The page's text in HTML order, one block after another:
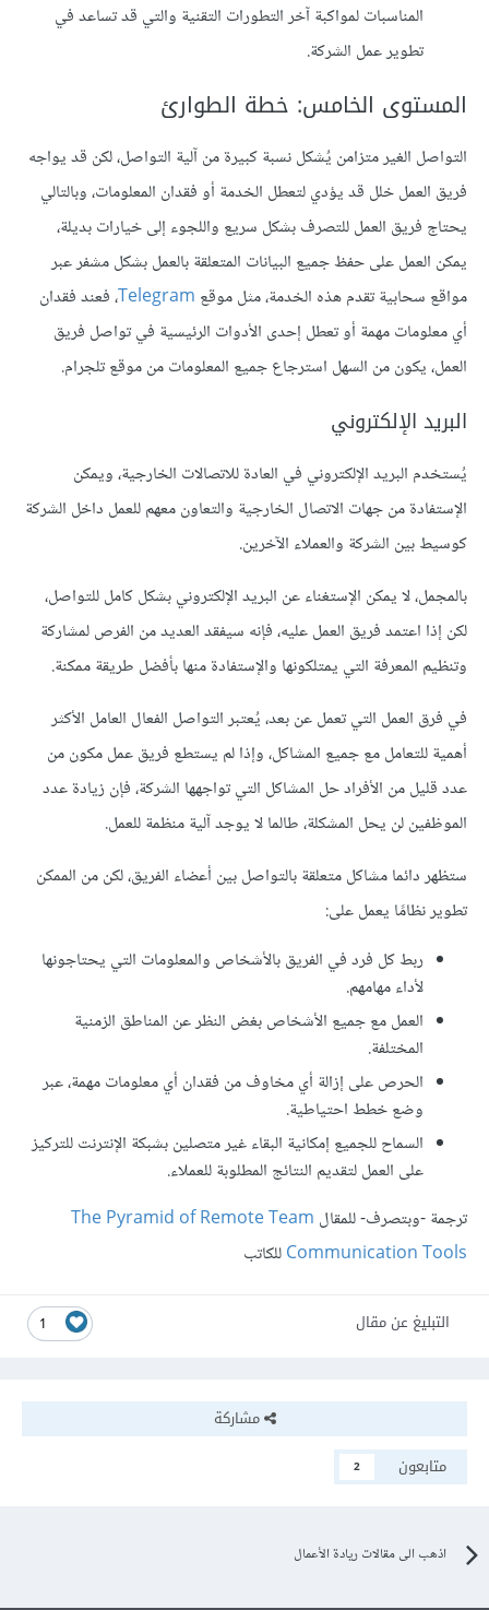
المناسبات لمواكبة آخر التطورات التقنية والتي قد تساعد في
تطوير عمل الشركة.
المستوى الخامس: خطة الطوارئ
التواصل الغير متزامن يُشكل نسبة كبيرة من آلية التواصل، لكن قد يواجه
فريق العمل خلل قد يؤدي لتعطل الخدمة أو فقدان المعلومات، وبالتالي
يحتاج فريق العمل للتصرف بشكل سريع واللجوء إلى خيارات بديلة،
يمكن العمل على حفظ جميع البيانات المتعلقة بالعمل بشكل مشفر عبر
مواقع سحابية تقدم هذه الخدمة، مثل موقع Telegram، فعند فقدان
أي معلومات مهمة أو تعطل إحدى الأدوات الرئيسية في تواصل فريق
العمل، يكون من السهل استرجاع جميع المعلومات من موقع تلجرام.
البريد الإلكتروني
يُستخدم البريد الإلكتروني في العادة للاتصالات الخارجية، ويمكن
الإستفادة من جهات الاتصال الخارجية والتعاون معهم للعمل داخل الشركة
كوسيط بين الشركة والعملاء الآخرين.
بالمجمل، لا يمكن الإستغناء عن البريد الإلكتروني بشكل كامل للتواصل،
لكن إذا اعتمد فريق العمل عليه، فإنه سيفقد العديد من الفرص لمشاركة
وتنظيم المعرفة التي يمتلكونها والإستفادة منها بأفضل طريقة ممكنة.
في فرق العمل التي تعمل عن بعد، يُعتبر التواصل الفعال العامل الأكثر
أهمية للتعامل مع جميع المشاكل، وإذا لم يستطع فريق عمل مكون من
عدد قليل من الأفراد حل المشاكل التي تواجهها الشركة، فإن زيادة عدد
الموظفين لن يحل المشكلة، طالما لا يوجد آلية منظمة للعمل.
ستظهر دائما مشاكل متعلقة بالتواصل بين أعضاء الفريق، لكن من الممكن
تطوير نظامًا يعمل على:
ربط كل فرد في الفريق بالأشخاص والمعلومات التي يحتاجونها
لأداء مهامهم.
العمل مع جميع الأشخاص بغض النظر عن المناطق الزمنية
المختلفة.
الحرص على إزالة أي مخاوف من فقدان أي معلومات مهمة، عبر
وضع خطط احتياطية.
السماح للجميع إمكانية البقاء غير متصلين بشبكة الإنترنت للتركيز
على العمل لتقديم النتائج المطلوبة للعملاء.
ترجمة -وبتصرف- للمقال The Pyramid of Remote Team
Communication Toolsللكاتب
1 التبليغ عن مقال
مشاركة
متابعون
2
اذهب الى مقالات ريادة الأعمال